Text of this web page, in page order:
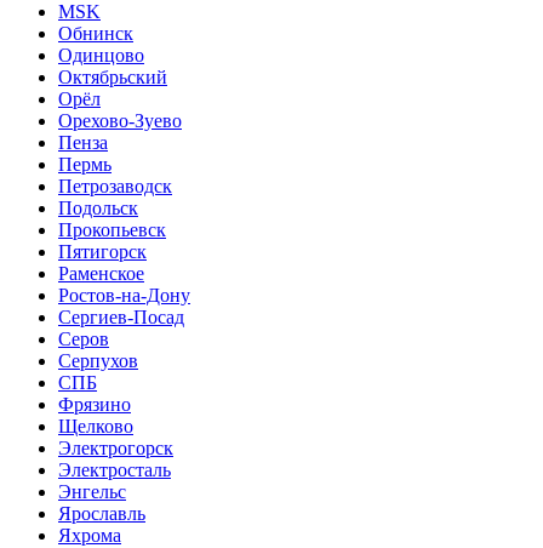
MSK
Обнинск
Одинцово
Октябрьский
Орёл
Орехово-Зуево
Пенза
Пермь
Петрозаводск
Подольск
Прокопьевск
Пятигорск
Раменское
Ростов-на-Дону
Сергиев-Посад
Серов
Серпухов
СПБ
Фрязино
Щелково
Электрогорск
Электросталь
Энгельс
Ярославль
Яхрома